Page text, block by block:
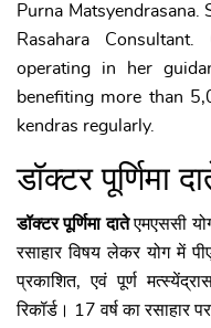
Purna Matsyendrasana.
Rasahara
operating in her
benefiting more than
kendras regularly.
डॉक्टर पूर्णिमा
डॉक्टर पूर्णिमा दातेएमएससी
रसाहार विषय लेकर योग में
प्रकाशित, एवं पूर्ण
रिकॉर्ड। 17 वर्ष का रसाहार